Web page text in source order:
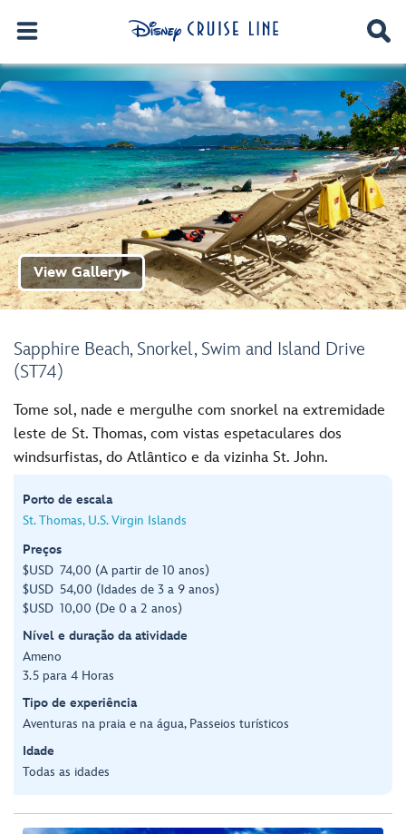
Sapphire Beach, Snorkel, Swim and Island Drive
(ST74)
View Gallery▶
Tome sol, nade e mergulhe com snorkel na extremidade
leste de St. Thomas, com vistas espetaculares dos
windsurfistas, do Atlântico e da vizinha St. John.
Porto de escala
St. Thomas, U.S. Virgin Islands
Preços
$USD 74,00 (A partir de 10 anos)
$USD 54,00 (Idades de 3 a 9 anos)
$USD 10,00 (De 0 a 2 anos)
Nível e duração da atividade
Ameno
3.5 para 4 Horas
Tipo de experiência
Aventuras na praia e na água, Passeios turísticos
Idade
Todas as idades